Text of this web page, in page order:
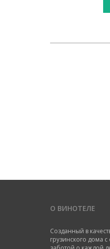
О ВИНОТЕЛЕ
Созданный в
грузинского дома